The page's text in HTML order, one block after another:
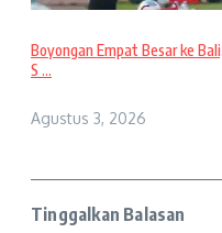
Boyongan Empat Besar ke
S ...
Agustus 3, 2026
Tinggalkan Balasan